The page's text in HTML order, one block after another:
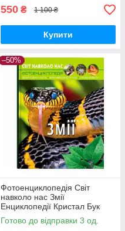
550 ₴ 1 100 ₴
Купити
–50%
Фотоенциклопедія Світ
навколо нас Змії
Енциклопедії Кристал Бук
Crystal Book укр мова тв/обкл
Готово до відправки 3 од.